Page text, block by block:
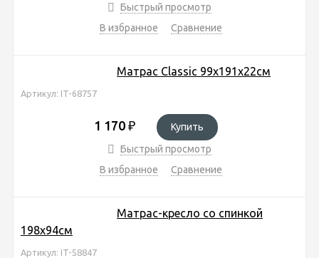
Быстрый просмотр
В избранное
Сравнение
Матрас Classic 99х191х22см
Артикул: IT-68757
1 170 ₽
Купить
Быстрый просмотр
В избранное
Сравнение
Матрас-кресло со спинкой
198х94см
Артикул: IT-58847